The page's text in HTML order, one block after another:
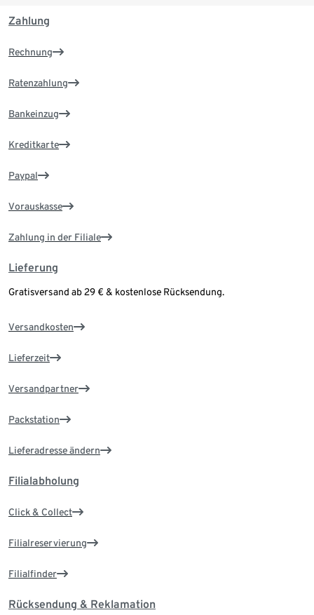
Zahlung
Rechnung
Ratenzahlung
Bankeinzug
Kreditkarte
Paypal
Vorauskasse
Zahlung in der Filiale
Lieferung
Gratisversand ab 29 € & kostenlose Rücksendung.
Versandkosten
Lieferzeit
Versandpartner
Packstation
Lieferadresse ändern
Filialabholung
Click & Collect
Filialreservierung
Filialfinder
Rücksendung & Reklamation